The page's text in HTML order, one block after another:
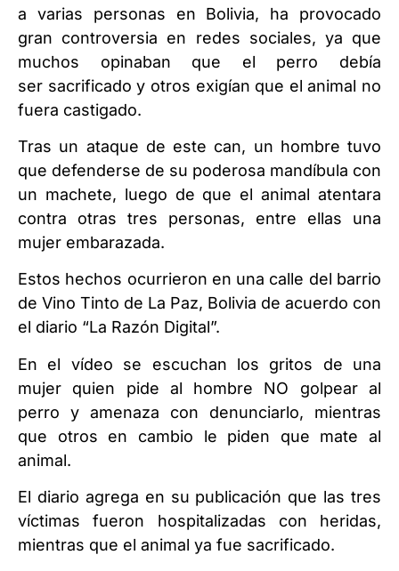
a varias personas en Bolivia, ha provocado
gran controversia en redes sociales, ya que
muchos opinaban que el perro debía
ser sacrificado y otros exigían que el animal no
fuera castigado.
Tras un ataque de este can, un hombre tuvo
que defenderse de su poderosa mandíbula con
un machete, luego de que el animal atentara
contra otras tres personas, entre ellas una
mujer embarazada.
Estos hechos ocurrieron en una calle del barrio
de Vino Tinto de La Paz, Bolivia de acuerdo con
el diario “La Razón Digital”.
En el vídeo se escuchan los gritos de una
mujer quien pide al hombre NO golpear al
perro y amenaza con denunciarlo, mientras
que otros en cambio le piden que mate al
animal.
El diario agrega en su publicación que las tres
víctimas fueron hospitalizadas con heridas,
mientras que el animal ya fue sacrificado.